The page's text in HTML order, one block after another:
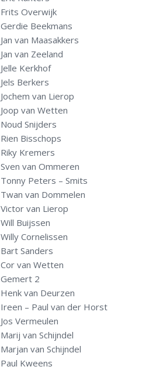
Frits Overwijk
Gerdie Beekmans
Jan van Maasakkers
Jan van Zeeland
Jelle Kerkhof
Jels Berkers
Jochem van Lierop
Joop van Wetten
Noud Snijders
Rien Bisschops
Riky Kremers
Sven van Ommeren
Tonny Peters – Smits
Twan van Dommelen
Victor van Lierop
Will Buijssen
Willy Cornelissen
Bart Sanders
Cor van Wetten
Gemert 2
Henk van Deurzen
Ireen – Paul van der Horst
Jos Vermeulen
Marij van Schijndel
Marjan van Schijndel
Paul Kweens